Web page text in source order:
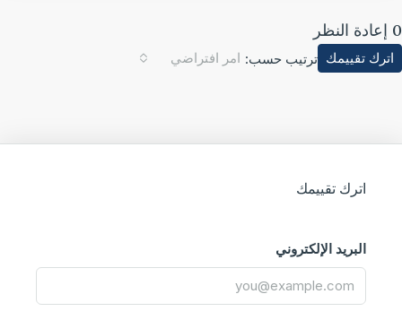
ترتيب حسب: امر افتراضي تقييمك
اترك تقييمك
البريد الإلكتروني